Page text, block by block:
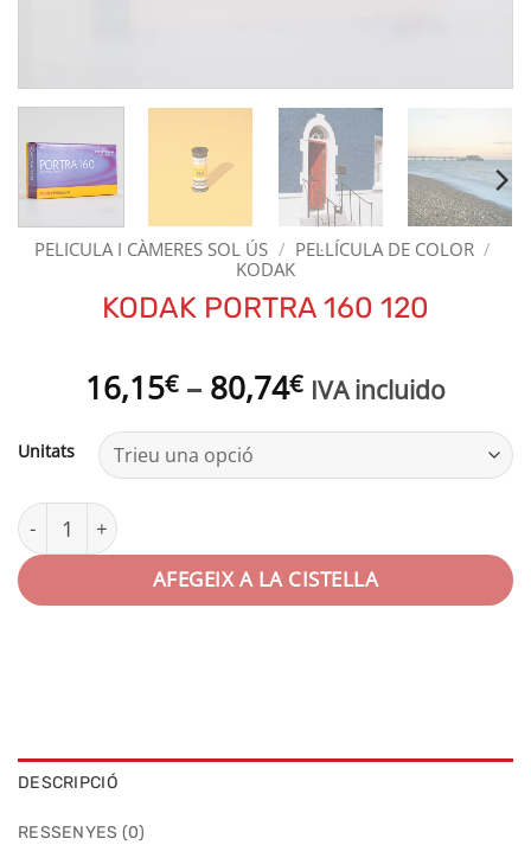
PELICULA I CÀMERES SOL ÚS / PEL·LÍCULA DE COLOR /
KODAK
KODAK PORTRA 160 120
16,15€ – 80,74€Interval
16,15€
IVA incluido
Unitats
quantitat de KODAK PORTRA 160 120
AFEGEIX A LA CISTELLA
DESCRIPCIÓ
RESSENYES (0)